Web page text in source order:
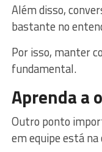
Além disso,
bastante no
Por isso, manter
fundamental.
Aprenda a
Outro ponto
em equipe está na